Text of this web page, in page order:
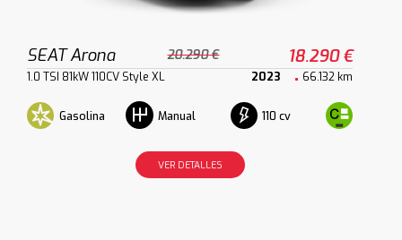
SEAT Arona 20.290 € 18.290 €
1.0 TSI 81kW 110CV Style XL 2023 66.132 km
Gasolina Manual 110 cv
VER DETALLES